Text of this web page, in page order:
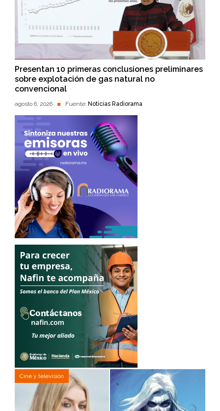
Presentan 10 primeras conclusiones preliminares
sobre explotación de gas natural no
convencional
agosto 6, 2026 Fuente: Noticias Radiorama
Cine y televisión